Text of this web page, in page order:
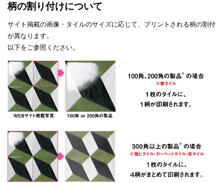
柄の割り付けについて
サイト掲載の画像・タイルのサイズに応じて、プリントされる柄の割付
が異なります。
以下をご参照ください。